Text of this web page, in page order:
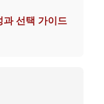
과 선택 가이드